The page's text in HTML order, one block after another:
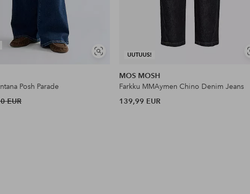
Näytä
Posh Parade
EUR
UUTUUS!
MOS MOSH
Farkku MMAymen Chino Denim Jeans
139,99 EUR